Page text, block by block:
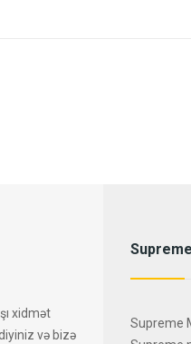
xidmət
və bizə
Supreme